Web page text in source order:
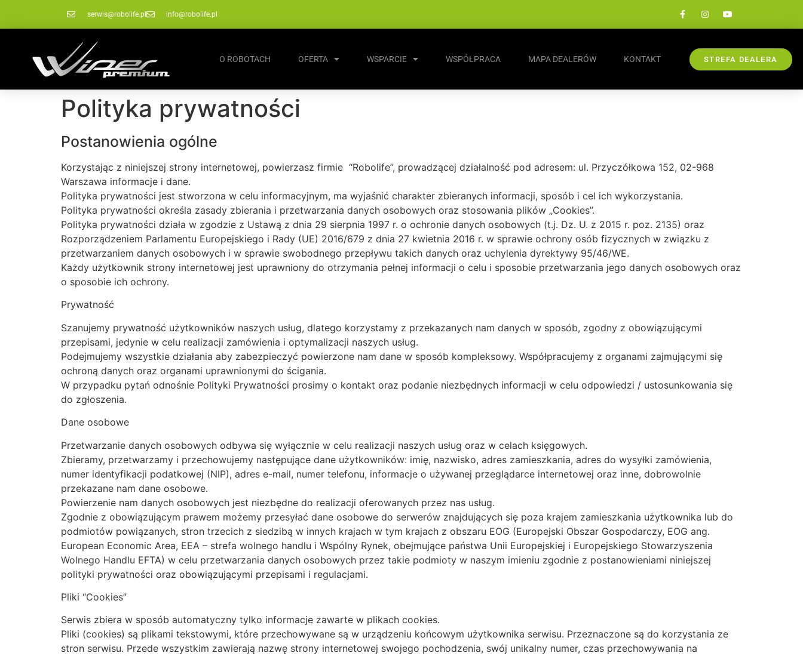
serwis@robolife.pl info@robolife.pl
O ROBOTACH OFERTA WSPARCIE WSPÓŁPRACA MAPA DEALERÓW KONTAKT STREFA DEALERA
Polityka prywatności
Postanowienia ogólne
Korzystając z niniejszej strony internetowej, powierzasz firmie “Robolife”, prowadzącej działalność pod adresem: ul. Przyczółkowa 152, 02-968
Warszawa informacje i dane.
Polityka prywatności jest stworzona w celu informacyjnym, ma wyjaśnić charakter zbieranych informacji, sposób i cel ich wykorzystania.
Polityka prywatności określa zasady zbierania i przetwarzania danych osobowych oraz stosowania plików „Cookies”.
Polityka prywatności działa w zgodzie z Ustawą z dnia 29 sierpnia 1997 r. o ochronie danych osobowych (t.j. Dz. U. z 2015 r. poz. 2135) oraz
Rozporządzeniem Parlamentu Europejskiego i Rady (UE) 2016/679 z dnia 27 kwietnia 2016 r. w sprawie ochrony osób fizycznych w związku z
przetwarzaniem danych osobowych i w sprawie swobodnego przepływu takich danych oraz uchylenia dyrektywy 95/46/WE.
Każdy użytkownik strony internetowej jest uprawniony do otrzymania pełnej informacji o celu i sposobie przetwarzania jego danych osobowych oraz
o sposobie ich ochrony.
Prywatność
Szanujemy prywatność użytkowników naszych usług, dlatego korzystamy z przekazanych nam danych w sposób, zgodny z obowiązującymi
przepisami, jedynie w celu realizacji zamówienia i optymalizacji naszych usług.
Podejmujemy wszystkie działania aby zabezpieczyć powierzone nam dane w sposób kompleksowy. Współpracujemy z organami zajmującymi się
ochroną danych oraz organami uprawnionymi do ścigania.
W przypadku pytań odnośnie Polityki Prywatności prosimy o kontakt oraz podanie niezbędnych informacji w celu odpowiedzi / ustosunkowania się
do zgłoszenia.
Dane osobowe
Przetwarzanie danych osobowych odbywa się wyłącznie w celu realizacji naszych usług oraz w celach księgowych.
Zbieramy, przetwarzamy i przechowujemy następujące dane użytkowników: imię, nazwisko, adres zamieszkania, adres do wysyłki zamówienia,
numer identyfikacji podatkowej (NIP), adres e-mail, numer telefonu, informacje o używanej przeglądarce internetowej oraz inne, dobrowolnie
przekazane nam dane osobowe.
Powierzenie nam danych osobowych jest niezbędne do realizacji oferowanych przez nas usług.
Zgodnie z obowiązującym prawem możemy przesyłać dane osobowe do serwerów znajdujących się poza krajem zamieszkania użytkownika lub do
podmiotów powiązanych, stron trzecich z siedzibą w innych krajach w tym krajach z obszaru EOG (Europejski Obszar Gospodarczy, EOG ang.
European Economic Area, EEA – strefa wolnego handlu i Wspólny Rynek, obejmujące państwa Unii Europejskiej i Europejskiego Stowarzyszenia
Wolnego Handlu EFTA) w celu przetwarzania danych osobowych przez takie podmioty w naszym imieniu zgodnie z postanowieniami niniejszej
polityki prywatności oraz obowiązującymi przepisami i regulacjami.
Pliki “Cookies”
Serwis zbiera w sposób automatyczny tylko informacje zawarte w plikach cookies.
Pliki (cookies) są plikami tekstowymi, które przechowywane są w urządzeniu końcowym użytkownika serwisu. Przeznaczone są do korzystania ze
stron serwisu. Przede wszystkim zawierają nazwę strony internetowej swojego pochodzenia, swój unikalny numer, czas przechowywania na